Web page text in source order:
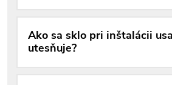
Ako sa sklo pri inštalácii
utesňuje?